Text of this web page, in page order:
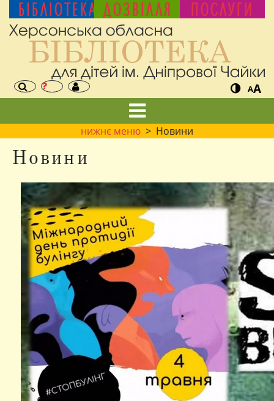
БІБЛІОТЕКА ДОЗВІЛЛЯ ПОСЛУГИ
AA
нижнє меню > Новини
Новини